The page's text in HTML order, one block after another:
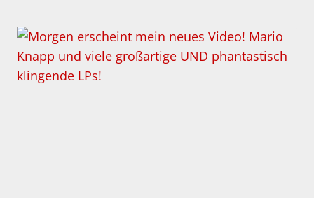
NEUES
VIDO:
GEGEN